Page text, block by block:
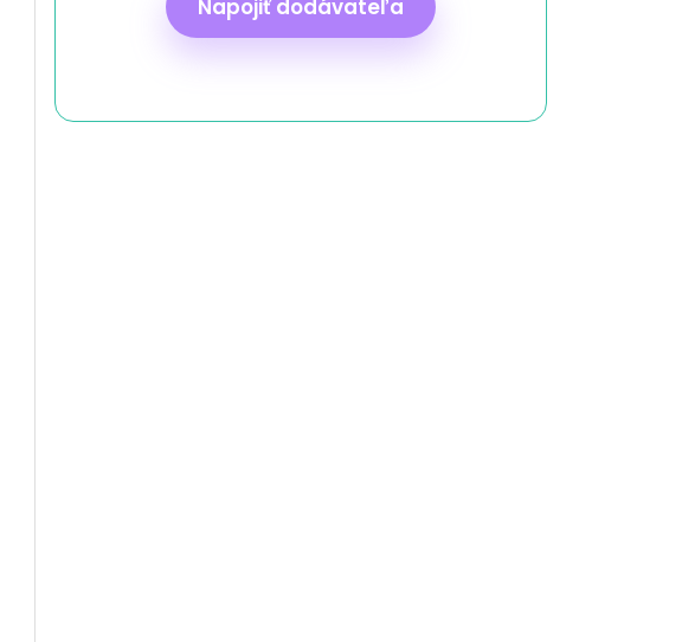
Napojiť dodávateľa